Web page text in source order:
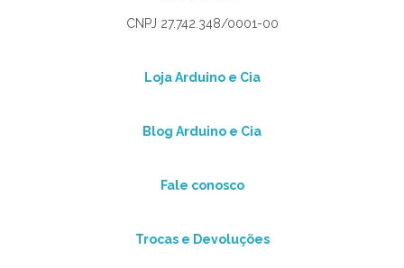
CNPJ 27.742.348/0001-00
Loja Arduino e Cia
Blog Arduino e Cia
Fale conosco
Trocas e Devoluções